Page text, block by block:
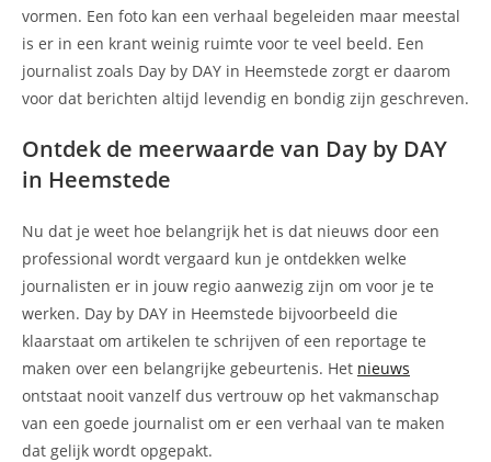
vormen. Een foto kan een verhaal begeleiden maar meestal
is er in een krant weinig ruimte voor te veel beeld. Een
journalist zoals Day by DAY in Heemstede zorgt er daarom
voor dat berichten altijd levendig en bondig zijn geschreven.
Ontdek de meerwaarde van Day by DAY
in Heemstede
Nu dat je weet hoe belangrijk het is dat nieuws door een
professional wordt vergaard kun je ontdekken welke
journalisten er in jouw regio aanwezig zijn om voor je te
werken. Day by DAY in Heemstede bijvoorbeeld die
klaarstaat om artikelen te schrijven of een reportage te
maken over een belangrijke gebeurtenis. Het nieuws
ontstaat nooit vanzelf dus vertrouw op het vakmanschap
van een goede journalist om er een verhaal van te maken
dat gelijk wordt opgepakt.